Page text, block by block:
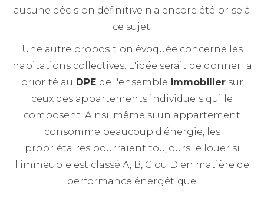
aucune décision définitive n'a encore été prise à
ce sujet.
Une autre proposition évoquée concerne les
habitations collectives. L'idée serait de donner la
priorité au DPE de l'ensemble immobilier sur
ceux des appartements individuels qui le
composent. Ainsi, même si un appartement
consomme beaucoup d'énergie, les
propriétaires pourraient toujours le louer si
l'immeuble est classé A, B, C ou D en matière de
performance énergétique.